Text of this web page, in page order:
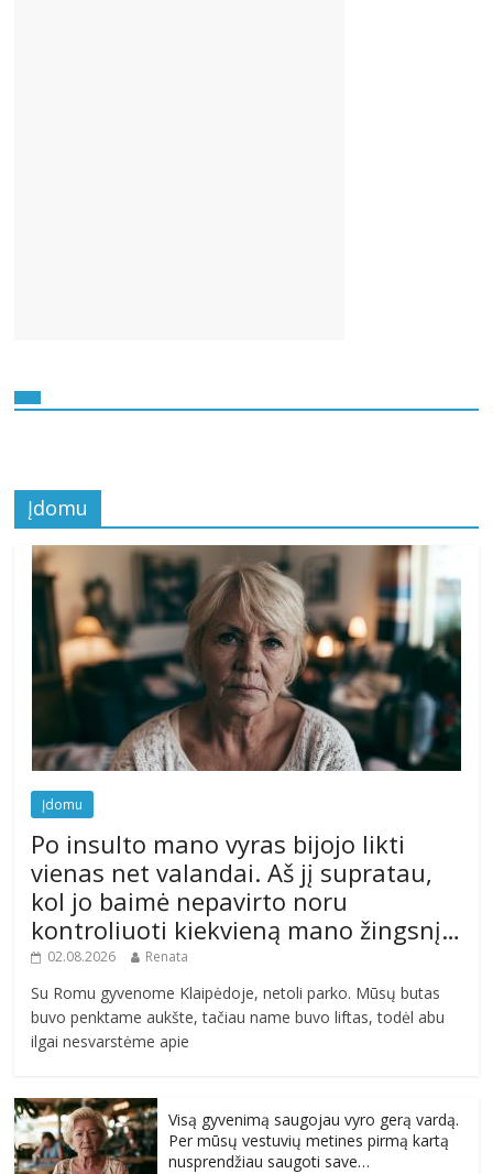
Įdomu
Įdomu
Po insulto mano vyras bijojo likti
vienas net valandai. Aš jį supratau,
kol jo baimė nepavirto noru
kontroliuoti kiekvieną mano žingsnį…
02.08.2026 Renata
Su Romu gyvenome Klaipėdoje, netoli parko. Mūsų butas
buvo penktame aukšte, tačiau name buvo liftas, todėl abu
ilgai nesvarstėme apie
Visą gyvenimą saugojau vyro gerą vardą.
Per mūsų vestuvių metines pirmą kartą
nusprendžiau saugoti save…